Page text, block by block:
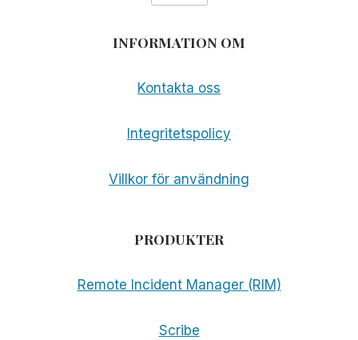
INFORMATION OM
Kontakta oss
Integritetspolicy
Villkor för användning
PRODUKTER
Remote Incident Manager (RIM)
Scribe